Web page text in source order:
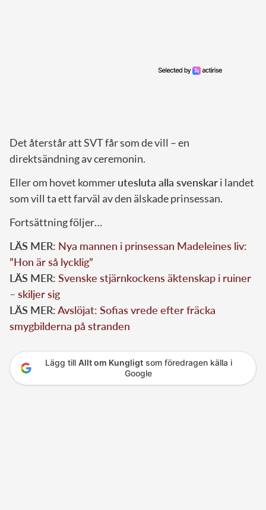
Det återstår att SVT får som de vill – en
direktsändning av ceremonin.
Eller om hovet kommerutesluta alla svenskari landet
som vill ta ett farväl av den älskade prinsessan.
Fortsättning följer…
LÄS MER: Nya mannen i prinsessan Madeleines liv:
”Hon är så lycklig”
LÄS MER: Svenske stjärnkockens äktenskap i ruiner
– skiljer sig
LÄS MER:Avslöjat: Sofias vrede efter fräcka
smygbilderna på stranden
Lägg till Allt om Kungligtsom föredragen källa i
Google